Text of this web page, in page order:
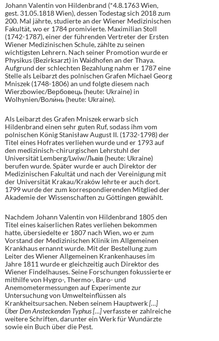
Johann Valentin von Hildenbrand (*4.8.1763 Wien,
gest. 31.05.1818 Wien), dessen Todestag sich 2018 zum
200. Mal jährte, studierte an der Wiener Medizinischen
Fakultät, wo er 1784 promivierte. Maximilian Stoll
(1742-1787), einer der führenden Vertreter der Ersten
Wiener Medizinischen Schule, zählte zu seinen
wichtigsten Lehrern. Nach seiner Promotion wurde er
Physikus (Bezirksarzt) in Waidhofen an der Thaya.
Aufgrund der schlechten Bezahlung nahm er 1787 eine
Stelle als Leibarzt des polnischen Grafen Michael Georg
Mniszek (1748-1806) an und folgte diesem nach
Wierzbowiec/Вербовець (heute: Ukraine) in
Wolhynien/Воли́нь (heute: Ukraine).
Als Leibarzt des Grafen Mniszek erwarb sich
Hildenbrand einen sehr guten Ruf, sodass ihm vom
polnischen König Stanisław August II. (1732-1798) der
Titel eines Hofrates verliehen wurde und er 1793 auf
den medizinisch-chirurgischen Lehrstuhl der
Universität Lemberg/Lwiw/Львів (heute: Ukraine)
berufen wurde. Später wurde er auch Direktor der
Medizinischen Fakultät und nach der Vereinigung mit
der Universität Krakau/Kraków lehrte er auch dort.
1799 wurde der zum korrespondierenden Mitglied der
Akademie der Wissenschaften zu Göttingen gewählt.
Nachdem Johann Valentin von Hildenbrand 1805 den
Titel eines kaiserlichen Rates verliehen bekommen
hatte, übersiedelte er 1807 nach Wien, wo er zum
Vorstand der Medizinischen Klinik im Allgemeinen
Krankhaus ernannt wurde. Mit der Bestellung zum
Leiter des Wiener Allgemeinen Krankenhauses im
Jahre 1811 wurde er gleichzeitig auch Direktor des
Wiener Findelhauses. Seine Forschungen fokussierte er
mithilfe von Hygro-, Thermo-, Baro- und
Anemometermessungen auf Experimente zur
Untersuchung von Umwelteinflüssen als
Krankheitsursachen. Neben seinem Hauptwerk[…]
Über Den Ansteckenden Typhus […]verfasste er zahlreiche
weitere Schriften, darunter ein Werk für Wundärzte
sowie ein Buch über die Pest.